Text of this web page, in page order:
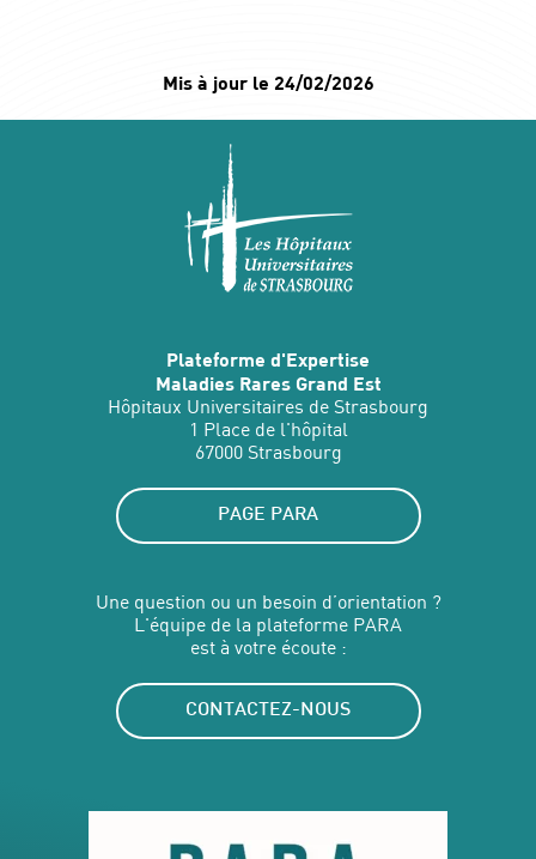
Mis à jour le 24/02/2026
Plateforme d'Expertise
Maladies Rares Grand Est
Hôpitaux Universitaires de Strasbourg
1 Place de l'hôpital
67000 Strasbourg
PAGE PARA
Une question ou un besoin d’orientation ?
L'équipe de la plateforme PARA
est à votre écoute :
CONTACTEZ-NOUS